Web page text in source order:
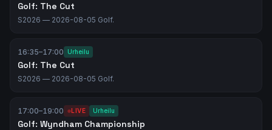
Golf: The Cut
S2026 — 2026-08-05 Golf.
16:35–17:00 Urheilu
Golf: The Cut
S2026 — 2026-08-05 Golf.
17:00–19:00 LIVE Urheilu
Golf: Wyndham Championship